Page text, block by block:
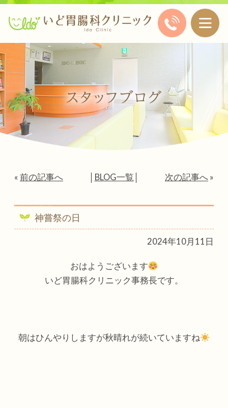
« 前の記事へ BLOG一覧 次の記事へ »
神嘗祭の日
2024年10月11日
おはようございます
いど胃腸科クリニック事務長です。
朝はひんやりしますが秋晴れが続いていますね